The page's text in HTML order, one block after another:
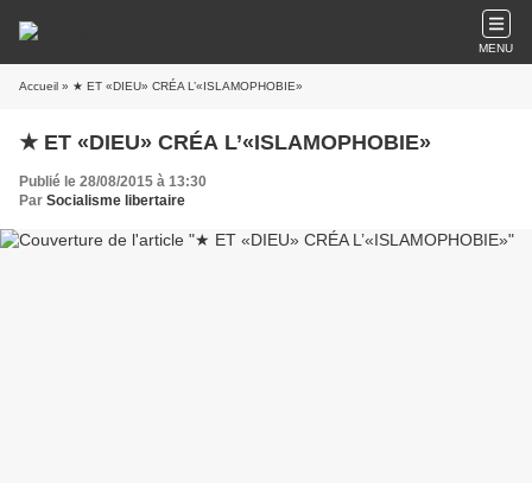
MENU
Accueil » ★ ET «DIEU» CRÉA L’«ISLAMOPHOBIE»
★ ET «DIEU» CRÉA L’«ISLAMOPHOBIE»
Publié le 28/08/2015 à 13:30
Par Socialisme libertaire